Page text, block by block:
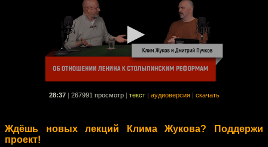
28:37 267991 просмотр текст аудиоверсия скачать
Ждёшь новых лекций Клима Жукова? Поддержи
проект!